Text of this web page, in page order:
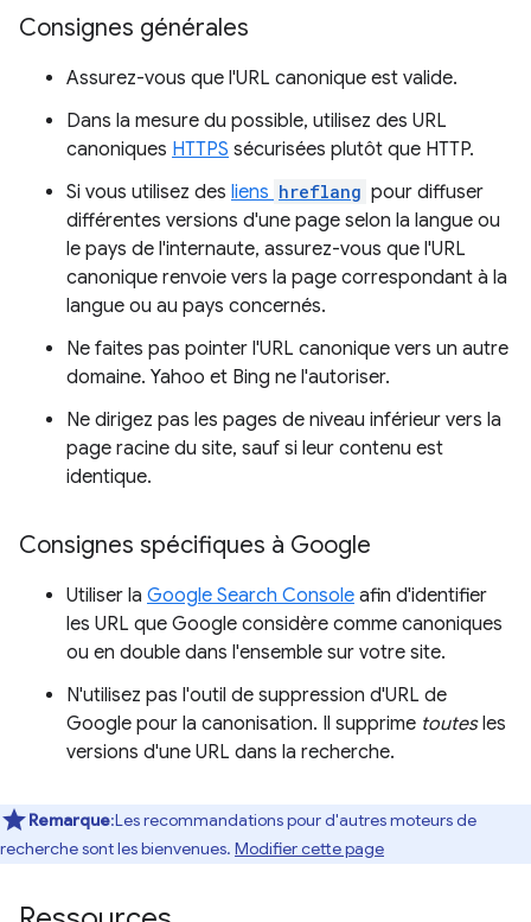
Consignes générales
Assurez-vous que l'URL canonique est valide.
Dans la mesure du possible, utilisez des URL
canoniques HTTPS sécurisées plutôt que HTTP.
Si vous utilisez des liens hreflang pour diffuser
différentes versions d'une page selon la langue ou
le pays de l'internaute, assurez-vous que l'URL
canonique renvoie vers la page correspondant à la
langue ou au pays concernés.
Ne faites pas pointer l'URL canonique vers un autre
domaine. Yahoo et Bing ne l'autoriser.
Ne dirigez pas les pages de niveau inférieur vers la
page racine du site, sauf si leur contenu est
identique.
Consignes spécifiques à Google
Utiliser la Google Search Console afin d'identifier
les URL que Google considère comme canoniques
ou en double dans l'ensemble sur votre site.
N'utilisez pas l'outil de suppression d'URL de
Google pour la canonisation. Il supprime toutesles
versions d'une URL dans la recherche.
Remarque:Les recommandations pour d'autres moteurs de
recherche sont les bienvenues. Modifier cette page